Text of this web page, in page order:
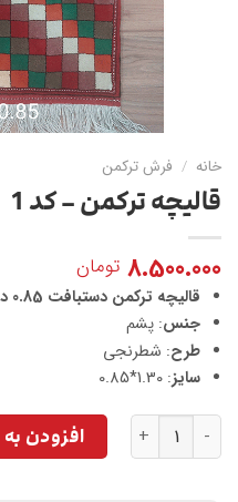
خانه / فرش ترکمن
قالیچه ترکمن – کد 1
8.500.000 تومان
قالیچه ترکمن دستبافت 0.85 در 1.30
جنس: پشم
طرح: شطرنجی
سایز: 1.30*0.85
قالیچه ترکمن - کد 1 عدد
افزودن